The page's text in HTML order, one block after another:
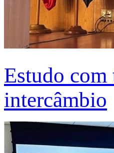
Estudo
intercâmbio